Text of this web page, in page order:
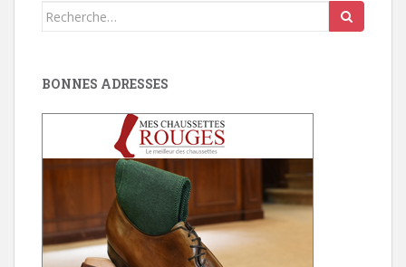
Search
BONNES ADRESSES